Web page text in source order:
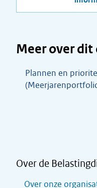
Meer over
Plannen en
Over de
Over onze